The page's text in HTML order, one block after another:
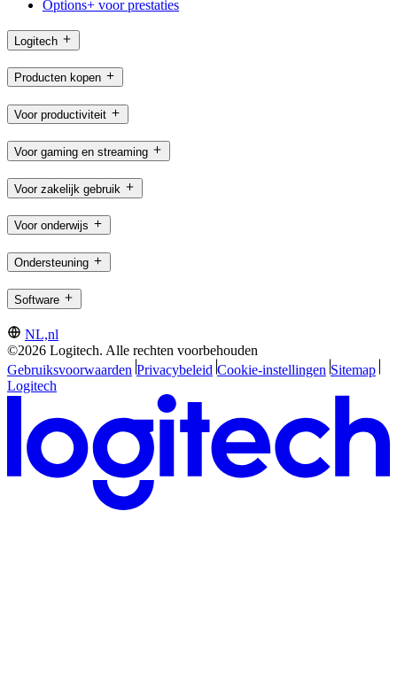
Options+ voor prestaties
Logitech
Producten kopen
Voor productiviteit
Voor gaming en streaming
Voor zakelijk gebruik
Voor onderwijs
Ondersteuning
Software
NL,nl
©2026 Logitech. Alle rechten voorbehouden
Gebruiksvoorwaarden Privacybeleid Cookie-instellingen Sitemap
Logitech